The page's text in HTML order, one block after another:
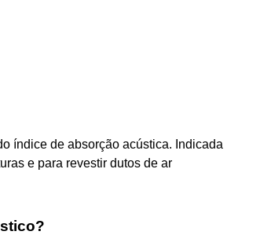
índice de absorção acústica. Indicada
e para revestir dutos de ar